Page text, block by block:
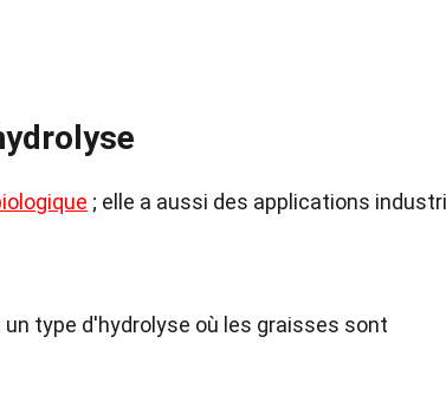
; elle a aussi des applications
type d'hydrolyse où les graisses sont